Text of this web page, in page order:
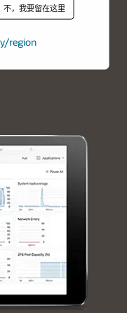
不，我要留在这里
region
Oracle Hardware 为跨
现有客户提供了 Oracle
品，您可以即时访问
题，从而确保成功部署